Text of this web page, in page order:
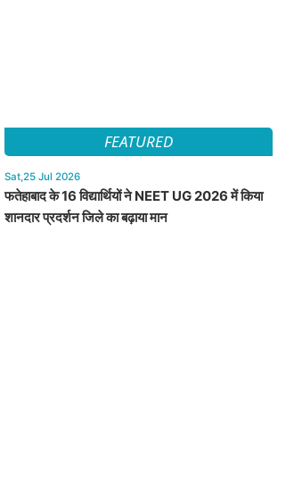
FEATURED
Sat,25 Jul 2026
फतेहाबाद के 16 विद्यार्थियों ने NEET UG 2026 में किया
शानदार प्रदर्शन जिले का बढ़ाया मान